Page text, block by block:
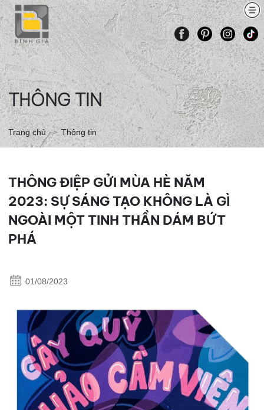
TRANG
CHỦ
GIỚI
THIỆU
CÁC
KHÓA
HỌC
BÀI
VẼ
THAM
KHẢO
LỚP
VẼ
ONLINE
THÔNG
TIN
LIÊN
HỆ
THÔNG TIN
Trang chủ Thông tin
THÔNG ĐIỆP GỬI MÙA HÈ NĂM
2023: SỰ SÁNG TẠO KHÔNG LÀ GÌ
NGOÀI MỘT TINH THẦN DÁM BỨT
PHÁ
01/08/2023